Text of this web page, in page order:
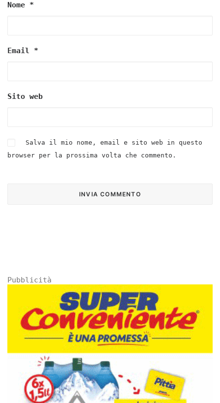
Nome *
Email *
Sito web
Salva il mio nome, email e sito web in questo
browser per la prossima volta che commento.
Pubblicità